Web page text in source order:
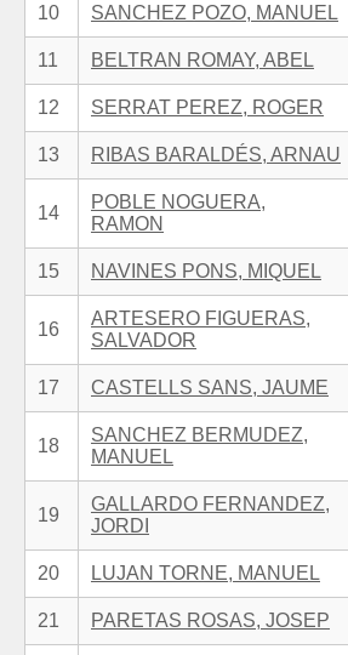
10 SANCHEZ POZO, MANUEL
11 BELTRAN ROMAY, ABEL
12 SERRAT PEREZ, ROGER
13 RIBAS BARALDÉS, ARNAU
14
POBLE NOGUERA,
RAMON
15 NAVINES PONS, MIQUEL
16
ARTESERO FIGUERAS,
SALVADOR
17 CASTELLS SANS, JAUME
18
SANCHEZ BERMUDEZ,
MANUEL
19
GALLARDO FERNANDEZ,
JORDI
20 LUJAN TORNE, MANUEL
21 PARETAS ROSAS, JOSEP